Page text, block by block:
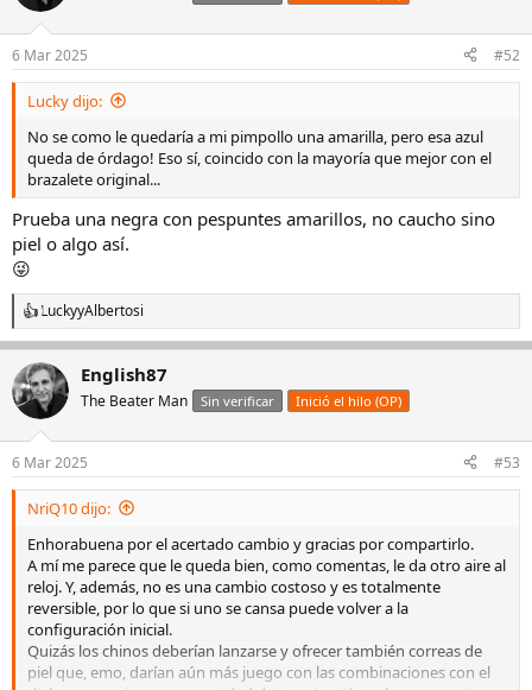
6 Mar 2025 #52
Lucky dijo:
No se como le quedaría a mi pimpollo una amarilla, pero esa azul
queda de órdago! Eso sí, coincido con la mayoría que mejor con el
brazalete original...
Prueba una negra con pespuntes amarillos, no caucho sino
piel o algo así.
😜
R
e
c
c
i
e
s
LuckyyAlbertosi
English87
The Beater Man Sin verificar Inició el hilo (OP)
6 Mar 2025 #53
NriQ10 dijo:
Enhorabuena por el acertado cambio y gracias por compartirlo.
A mí me parece que le queda bien, como comentas, le da otro aire al
reloj. Y, además, no es una cambio costoso y es totalmente
reversible, por lo que si uno se cansa puede volver a la
configuración inicial.
Quizás los chinos deberían lanzarse y ofrecer también correas de
piel que, emo, darían aún más juego con las combinaciones con el